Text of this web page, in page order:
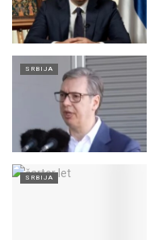
SRBIJA
SRBIJA